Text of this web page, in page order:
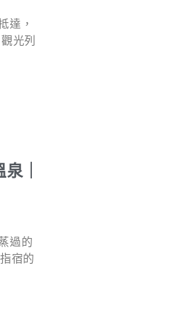
達，
光列
｜
過的
宿的